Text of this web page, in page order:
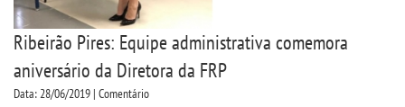
Ribeirão Pires: Equipe administrativa comemora
aniversário da Diretora da FRP
Data: 28/06/2019 | Comentário